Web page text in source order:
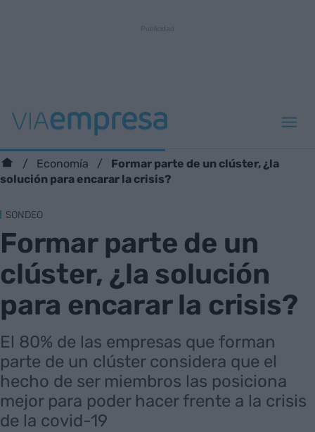
Economía
Formar parte de un clúster, ¿la
solución para encarar la crisis?
SONDEO
Formar parte de un
clúster, ¿la solución
para encarar la crisis?
El 80% de las empresas que forman
parte de un clúster considera que el
hecho de ser miembros las posiciona
mejor para poder hacer frente a la crisis
de la covid-19